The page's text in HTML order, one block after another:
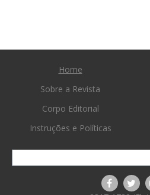
Home
Sobre a Revista
Corpo Editorial
Instruções e Políticas